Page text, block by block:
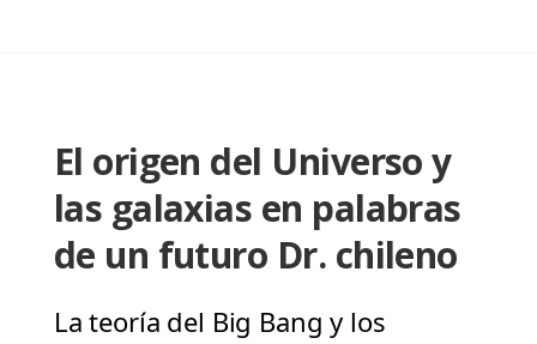
El origen del Universo y
las galaxias en palabras
de un futuro Dr. chileno
La teoría del Big Bang y los